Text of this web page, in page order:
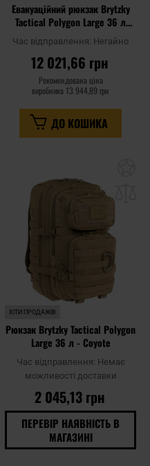
Евакуаційний рюкзак Brytzky
Tactical Polygon Large 36 л
Black - зі спорядженням
Час відправлення: Негайно
12 021,66 грн
Рекомендована ціна
виробника 13 944,89 грн
ДО КОШИКА
уподобань
ХІТИ ПРОДАЖІВ
Рюкзак Brytzky Tactical Polygon
Large 36 л - Coyote
Час відправлення: Немає
можливості доставки
2 045,13 грн
ПЕРЕВІР НАЯВНІСТЬ В
МАГАЗИНІ